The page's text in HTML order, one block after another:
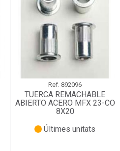
Ref. 892096
TUERCA REMACHABLE
ABIERTO ACERO MFX 23-CO
8X20
Últimes unitats